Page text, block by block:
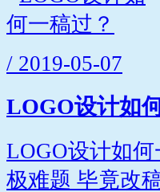
/ 2019-05-07
LOGO设计如
LOGO设计如
极难题 毕竟改